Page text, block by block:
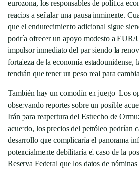
eurozona, los responsables de política
reacios a señalar una pausa inminente.
que el endurecimiento adicional sigue
podría ofrecer un apoyo modesto a EUR/
impulsor inmediato del par siendo la
fortaleza de la economía estadounidense,
tendrán que tener un peso real para
También hay un comodín en juego. Los
observando reportes sobre un posible
Irán para reapertura del Estrecho de
acuerdo, los precios del petróleo podrían
desarrollo que complicaría el panorama
potencialmente debilitaría el caso de la
Reserva Federal que los datos de